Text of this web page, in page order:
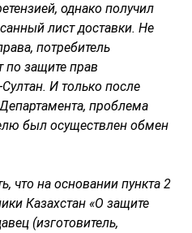
однако получил
лист доставки. Не
потребитель
по защите прав
И только после
проблема
был осуществлен обмен
что на основании пункта 2
Казахстан «О защите
(изготовитель,